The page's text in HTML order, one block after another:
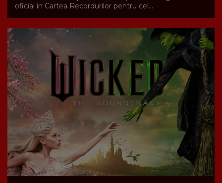
oficial în Cartea Recordurilor pentru cel...